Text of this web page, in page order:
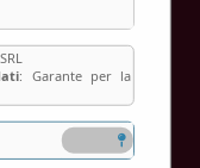
: Garante per la